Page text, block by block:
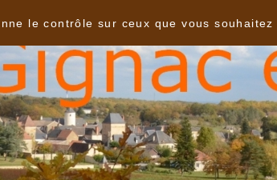
le contrôle sur ceux que vous souhaitez